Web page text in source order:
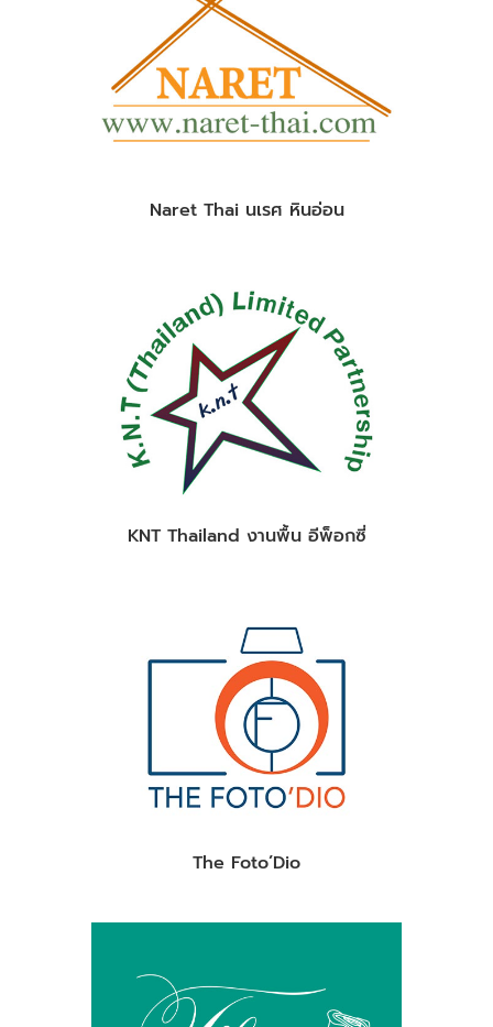
Naret Thai นเรศ หินอ่อน
KNT Thailand งานพื้น อีพ็อกซี่
The Foto’Dio